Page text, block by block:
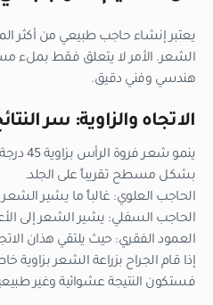
يعتبر إنشاء حاجب طبيعي من أكثر
الشعر. الأمر لا يتعلق فقط بملء
هندسي وفني دقيق.
الاتجاه والزاوية: سر
ينمو
بشكل مسطح تقريباً على الجلد.
الحاجب العلوي: غالباً ما يشير الشعر
الحاجب السفلي: يشير الشعر إلى
العمود الفقري: حيث يلتقي هذان
إذا قام الجراح بزراعة الشعر بزاوية
فستكون النتيجة عشوائية وغير